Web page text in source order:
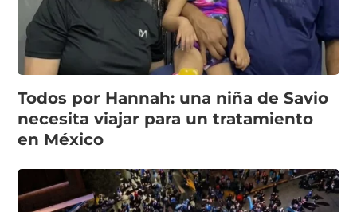
Todos por Hannah: una niña de Savio
necesita viajar para un tratamiento
en México